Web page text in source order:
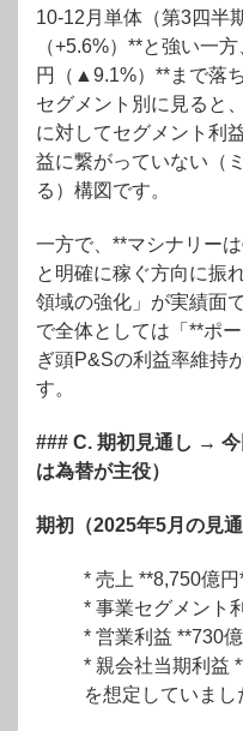
10-12月単体（第3四半
（+5.6%）**と強い一
円（▲9.1%）**まで落
セグメント別に見ると
に対してセグメント利
益に繋がっていない（
る）構図です。
一方で、**マシナリー
と明確に稼ぐ方向に振
領域の強化」が実績面
で全体としては「**ポ
ぎ頭P&Sの利益率維持
す。
### C. 期初見通し →
は為替が主役）
期初（2025年5月の見
* 売上 **8,750億円
* 事業セグメント
* 営業利益 **730
* 親会社当期利益
を想定していまし